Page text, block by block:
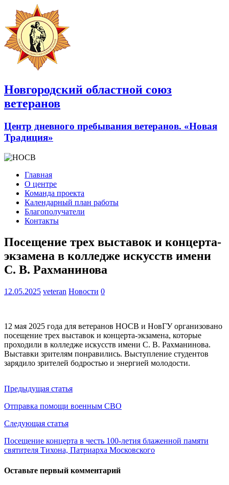
Новгородский областной союз
ветеранов
Центр дневного пребывания ветеранов. «Новая
Традиция»
Главная
О центре
Команда проекта
Календарный план работы
Благополучатели
Контакты
Посещение трех выставок и концерта-
экзамена в колледже искусств имени
С. В. Рахманинова
12.05.2025 veteran Новости 0
12 мая 2025 года для ветеранов НОСВ и НовГУ организовано
посещение трех выставок и концерта-экзамена, которые
проходили в колледже искусств имени С. В. Рахманинова.
Выставки зрителям понравились. Выступление студентов
зарядило зрителей бодростью и энергией молодости.
Предыдущая статья
Отправка помощи военным СВО
Следующая статья
Посещение концерта в честь 100-летия блаженной памяти
святителя Тихона, Патриарха Московского
Оставьте первый комментарий